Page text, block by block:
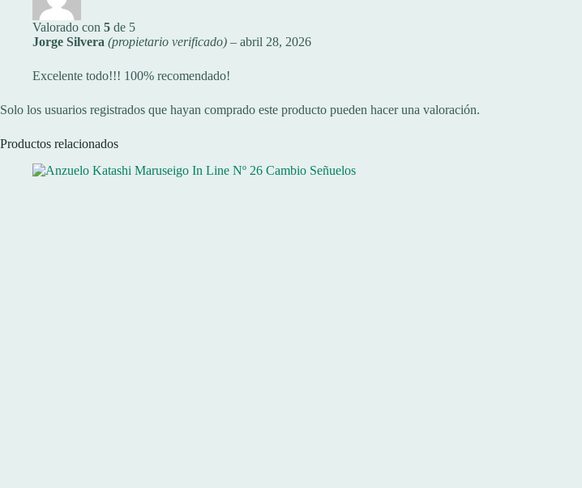
Valorado con 5 de 5
Jorge Silvera (propietario verificado) – abril 28, 2026
Excelente todo!!! 100% recomendado!
Solo los usuarios registrados que hayan comprado este producto pueden hacer una valoración.
Productos relacionados